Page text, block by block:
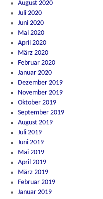
August 2020
Juli 2020
Juni 2020
Mai 2020
April 2020
März 2020
Februar 2020
Januar 2020
Dezember 2019
November 2019
Oktober 2019
September 2019
August 2019
Juli 2019
Juni 2019
Mai 2019
April 2019
März 2019
Februar 2019
Januar 2019